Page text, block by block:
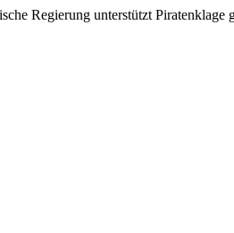
Regierung unterstützt